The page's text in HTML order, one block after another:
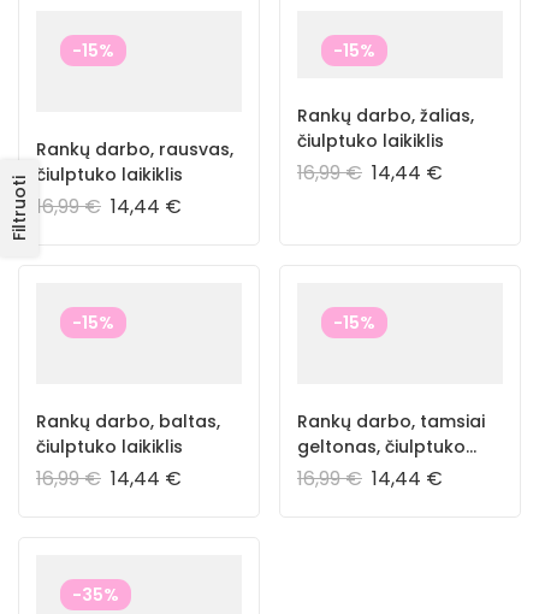
Filtruoti
-15%
Rankų darbo, rausvas,
čiulptuko laikiklis
16,99€ 14,44 €
-15%
Rankų darbo, žalias,
čiulptuko laikiklis
16,99€ 14,44 €
-15%
Rankų darbo, baltas,
čiulptuko laikiklis
16,99€ 14,44 €
-15%
Rankų darbo, tamsiai
geltonas, čiulptuko
laikiklis
16,99€ 14,44 €
-35%